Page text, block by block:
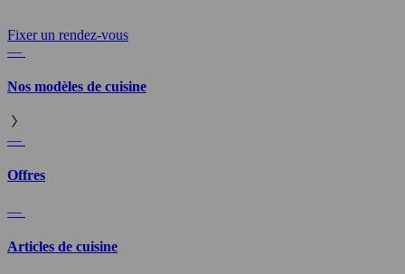
Fixer un rendez-vous
—
Nos modèles de cuisine
—
Offres
—
Articles de cuisine